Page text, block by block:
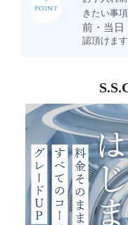
きたい事
前・当日
認頂けます